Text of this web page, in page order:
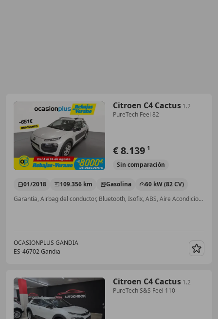
Citroen C4 Cactus 1.2
PureTech Feel 82
€ 8.139 1
Sin comparación
01/2018 109.356 km Gasolina
60 kW (82 CV)
Garantia, Airbag del conductor, Bluetooth, Isofix, ABS, Aire Acondicionado
OCASIONPLUS GANDIA
ES-46702 Gandia
Citroen C4 Cactus 1.2
PureTech S&S Feel 110